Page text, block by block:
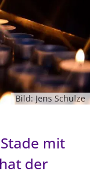
Bild: Jens Schulze
mit
der